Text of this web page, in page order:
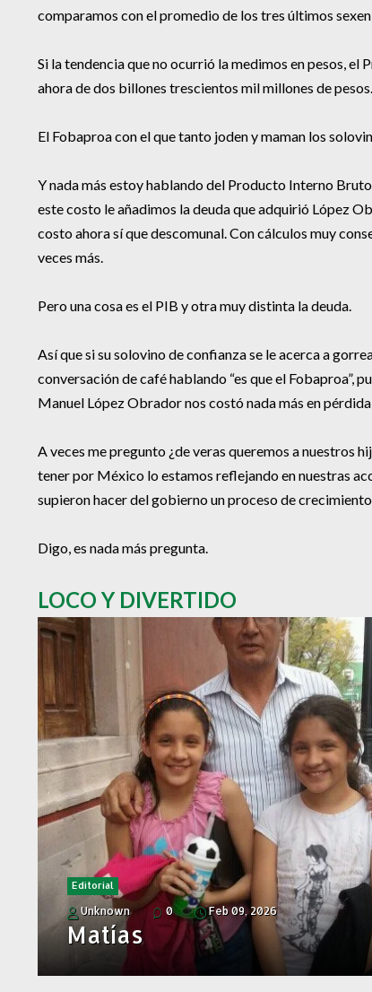
comparamos con el promedio de los tres últimos
Si la tendencia que no ocurrió la medimos en pesos,
ahora de dos billones trescientos mil millones de pesos.
El Fobaproa con el que tanto joden y maman los
Y nada más estoy hablando del Producto Interno
este costo le añadimos la deuda que adquirió López
costo ahora sí que descomunal. Con cálculos muy
veces más.
Pero una cosa es el PIB y otra muy distinta la deuda.
Así que si su solovino de confianza se le acerca a
conversación de café hablando “es que el Fobaproa”,
Manuel López Obrador nos costó nada más en
A veces me pregunto ¿de veras queremos a nuestros
tener por México lo estamos reflejando en nuestras
supieron hacer del gobierno un proceso de
Digo, es nada más pregunta.
LOCO Y DIVERTIDO
Editorial
Unknown 0 Feb 09, 2026
Matías